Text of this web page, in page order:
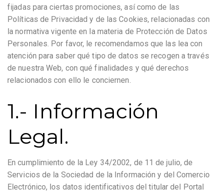
fijadas para ciertas promociones, así como de las
Políticas de Privacidad y de las Cookies, relacionadas con
la normativa vigente en la materia de Protección de Datos
Personales. Por favor, le recomendamos que las lea con
atención para saber qué tipo de datos se recogen a través
de nuestra Web, con qué finalidades y qué derechos
relacionados con ello le conciernen.
1.- Información
Legal.
En cumplimiento de la Ley 34/2002, de 11 de julio, de
Servicios de la Sociedad de la Información y del Comercio
Electrónico, los datos identificativos del titular del Portal